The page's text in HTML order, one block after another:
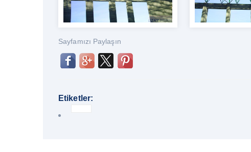
Sayfamızı Paylaşın
Etiketler: